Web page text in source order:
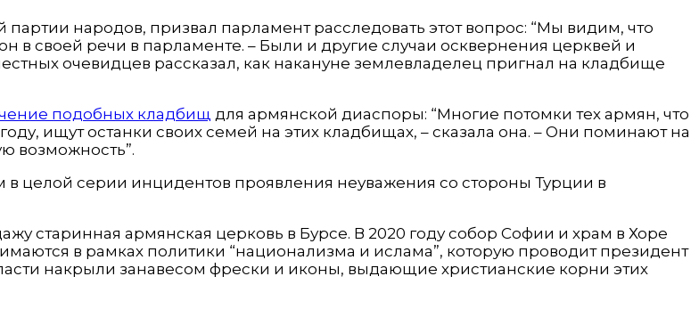
народов, призвал парламент расследовать этот вопрос: “Мы видим, что
в своей речи в парламенте. – Были и другие случаи осквернения церквей и
очевидцев рассказал, как накануне землевладелец пригнал на кладбище
подобных кладбищ для армянской диаспоры: “Многие потомки тех армян, что
ищут останки своих семей на этих кладбищах, – сказала она. – Они поминают на
возможность”.
целой серии инцидентов проявления неуважения со стороны Турции в
старинная армянская церковь в Бурсе. В 2020 году собор Софии и храм в Хоре
в рамках политики “национализма и ислама”, которую проводит президент
накрыли занавесом фрески и иконы, выдающие христианские корни этих